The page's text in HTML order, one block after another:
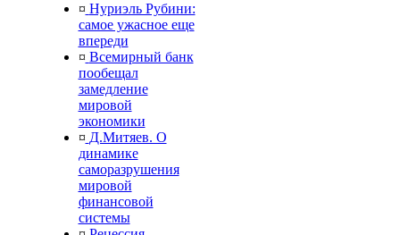
¤ Нуриэль Рубини:
самое ужасное еще
впереди
¤ Всемирный банк
пообещал
замедление
мировой
экономики
¤ Д.Митяев. О
динамике
саморазрушения
мировой
финансовой
системы